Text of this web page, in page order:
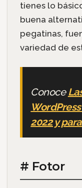
tienes lo
buena
pegatinas,
variedad de
Conoce
2022 y
# Fotor